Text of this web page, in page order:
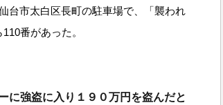
台市太白区長町の駐車場で、「襲われ
番があった。
に強盗に入り１９０万円を盗んだと